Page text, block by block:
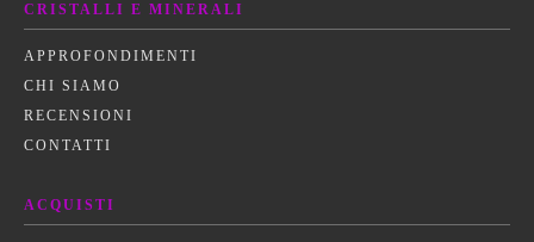
CRISTALLI E MINERALI
APPROFONDIMENTI
CHI SIAMO
RECENSIONI
CONTATTI
ACQUISTI